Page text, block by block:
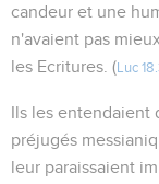
candeur et une
n'avaient pas
les Ecritures. ( Luc
Ils les entendaient
préjugés
leur paraissaient